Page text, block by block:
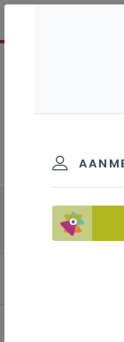
finaliteit
alle
Fysica